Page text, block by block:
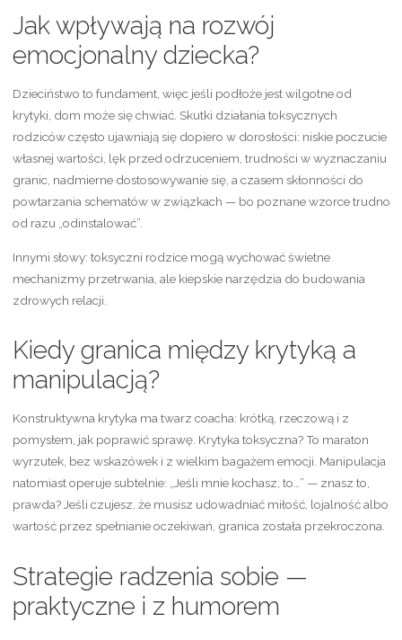
Jak wpływają na rozwój
emocjonalny dziecka?
Dzieciństwo to fundament, więc jeśli podłoże jest wilgotne od
krytyki, dom może się chwiać. Skutki działania toksycznych
rodziców często ujawniają się dopiero w dorosłości: niskie poczucie
własnej wartości, lęk przed odrzuceniem, trudności w wyznaczaniu
granic, nadmierne dostosowywanie się, a czasem skłonności do
powtarzania schematów w związkach — bo poznane wzorce trudno
od razu „odinstalować”.
Innymi słowy: toksyczni rodzice mogą wychować świetne
mechanizmy przetrwania, ale kiepskie narzędzia do budowania
zdrowych relacji.
Kiedy granica między krytyką a
manipulacją?
Konstruktywna krytyka ma twarz coacha: krótką, rzeczową i z
pomysłem, jak poprawić sprawę. Krytyka toksyczna? To maraton
wyrzutek, bez wskazówek i z wielkim bagażem emocji. Manipulacja
natomiast operuje subtelnie: „Jeśli mnie kochasz, to…” — znasz to,
prawda? Jeśli czujesz, że musisz udowadniać miłość, lojalność albo
wartość przez spełnianie oczekiwań, granica została przekroczona.
Strategie radzenia sobie —
praktyczne i z humorem